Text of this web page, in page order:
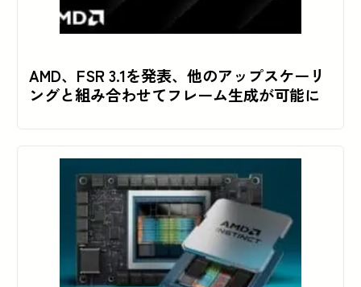
AMD、FSR 3.1を発表、他のアップスケーリ
ングと組み合わせてフレーム生成が可能に